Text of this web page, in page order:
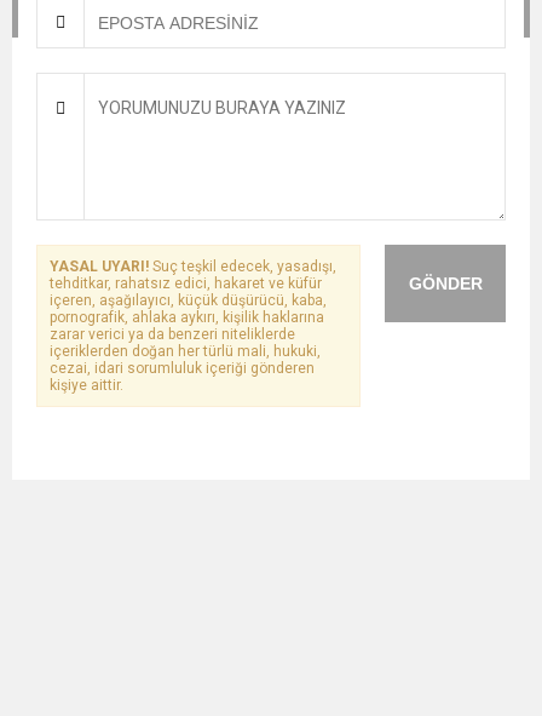
GÖNDER
YASAL UYARI! Suç teşkil edecek, yasadışı,
tehditkar, rahatsız edici, hakaret ve küfür
içeren, aşağılayıcı, küçük düşürücü, kaba,
pornografik, ahlaka aykırı, kişilik haklarına
zarar verici ya da benzeri niteliklerde
içeriklerden doğan her türlü mali, hukuki,
cezai, idari sorumluluk içeriği gönderen
kişiye aittir.